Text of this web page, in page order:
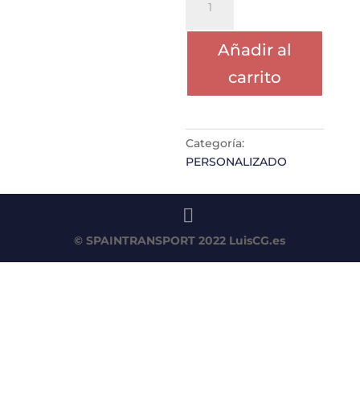
TASER
cantidad
Añadir al
carrito
Categoría:
PERSONALIZADO
© SPAINTRANSPORT 2022 LuisCG.es